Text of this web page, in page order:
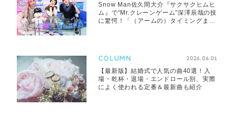
Snow Man佐久間大介『サクサクヒムヒ
ム』で“Mr.クレーンゲーム”深澤辰哉の技
に驚愕！「（アームの）タイミングまで
COLUMN 2026.06.01
【最新版】結婚式で人気の曲40選！入
場・乾杯・退場・エンドロール別、実際
によく使われる定番＆最新曲も紹介